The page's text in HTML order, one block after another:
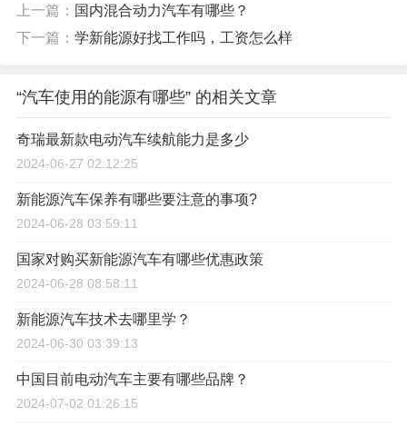
上一篇： 国内混合动力汽车有哪些？
下一篇： 学新能源好找工作吗，工资怎么样
“汽车使用的能源有哪些” 的相关文章
奇瑞最新款电动汽车续航能力是多少
2024-06-27 02:12:25
新能源汽车保养有哪些要注意的事项?
2024-06-28 03:59:11
国家对购买新能源汽车有哪些优惠政策
2024-06-28 08:58:11
新能源汽车技术去哪里学？
2024-06-30 03:39:13
中国目前电动汽车主要有哪些品牌？
2024-07-02 01:26:15